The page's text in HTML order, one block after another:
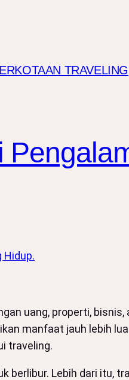
TRAVELING
uang, properti,
manfaat jauh lebih
traveling.
Lebih dari itu,